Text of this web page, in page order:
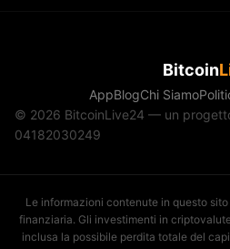
Bitcoin
AppBlogChi Siamo
© 2026 BitcoinLive24 — un
04182030249
Le informazioni contenute in questo
finanziaria. Gli investimenti in
inclusa la possibile perdita totale del